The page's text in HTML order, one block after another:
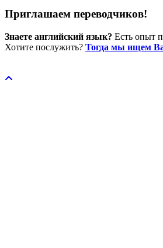
Приглашаем переводчиков!
Знаете английский язык? Есть опыт
Хотите послужить? Тогда мы ищем